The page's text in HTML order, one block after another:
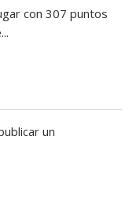
con 307 puntos
un